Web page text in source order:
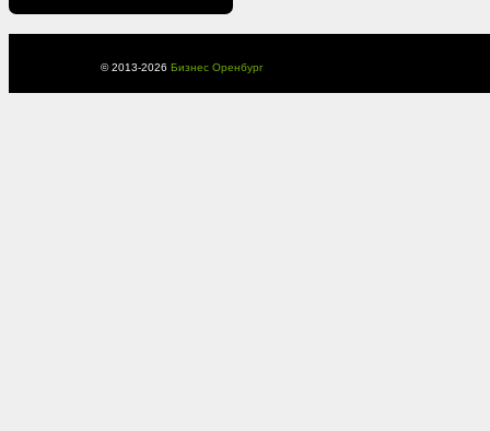
© 2013-2026 Бизнес Оренбург